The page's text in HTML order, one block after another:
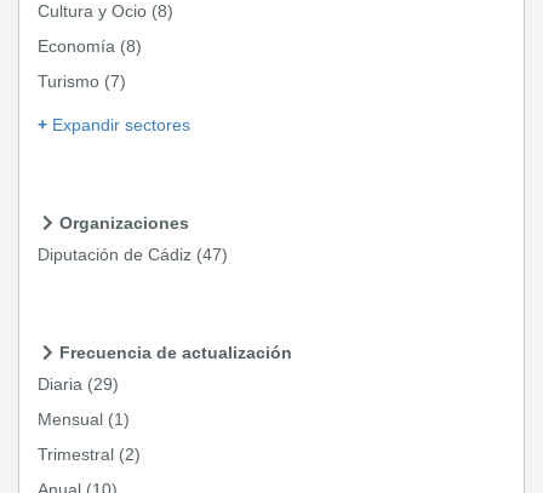
Cultura y Ocio (8)
Economía (8)
Turismo (7)
Expandir sectores
Organizaciones
Diputación de Cádiz (47)
Frecuencia de actualización
Diaria (29)
Mensual (1)
Trimestral (2)